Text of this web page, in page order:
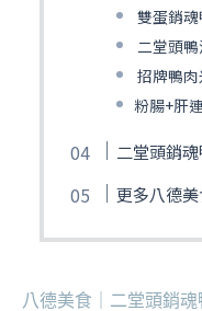
雙蛋銷
二堂頭
招牌鴨
粉腸+肝
二堂頭銷
更多八德
八德美食｜二堂頭銷